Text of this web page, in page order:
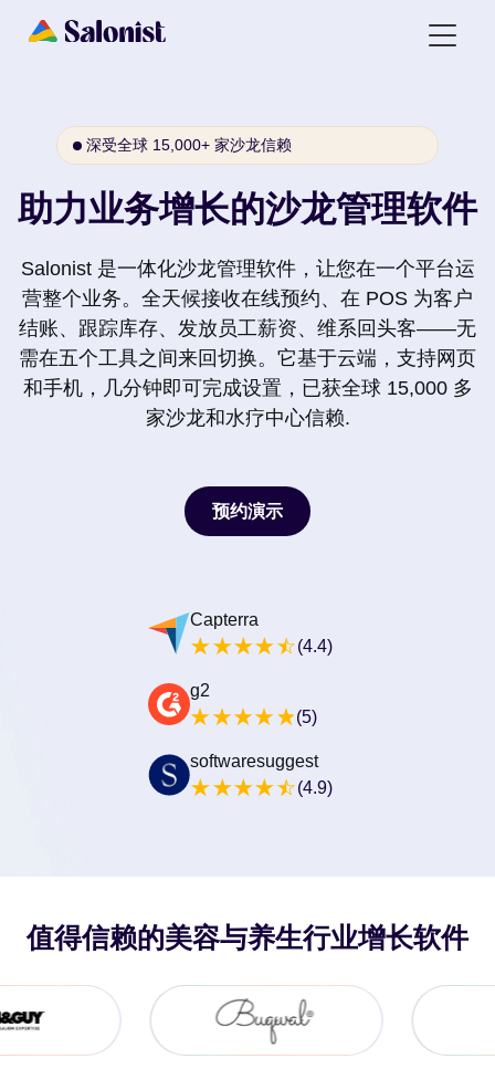
深受全球 15,000+ 家沙龙信赖
助力业务增长的沙龙管理软件
Salonist 是一体化沙龙管理软件，让您在一个平台运
营整个业务。全天候接收在线预约、在 POS 为客户
结账、跟踪库存、发放员工薪资、维系回头客——无
需在五个工具之间来回切换。它基于云端，支持网页
和手机，几分钟即可完成设置，已获全球 15,000 多
家沙龙和水疗中心信赖.
预约演示
Capterra
(4.4)
g2
(5)
softwaresuggest
(4.9)
值得信赖的美容与养生行业增长软件